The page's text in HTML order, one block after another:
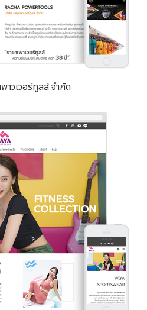
าวเวอร์ทูลส์ จำกัด